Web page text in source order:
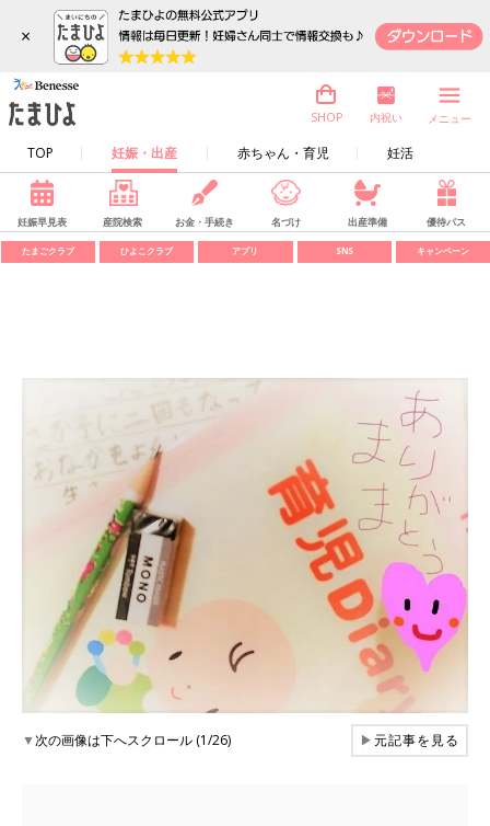
×
TOP 妊娠・出産 赤ちゃん・育児 妊活
SHOP 内祝い メニュー
妊娠早見表 産院検索 お金・手続き 名づけ 出産準備 優待パス
たまごクラブ ひよこクラブ アプリ SNS キャンペーン
▼次の画像は下へスクロール (1/26) ▶元記事を見る